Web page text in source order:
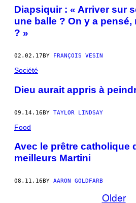
Diapsiquir : « Arriver sur
une balle ? On y a
? »
02.02.17 BY FRANÇOIS VESIN
Société
Dieu aurait appris à
09.14.16BY TAYLOR LINDSAY
Food
Avec le prêtre catholique
meilleurs Martini
08.11.16 BY AARON GOLDFARB
Older